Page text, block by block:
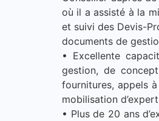
où il a assisté à la
et suivi des Devis-
documents de
• Excellente
gestion, de
fournitures, appels
mobilisation
• Plus de 20 ans